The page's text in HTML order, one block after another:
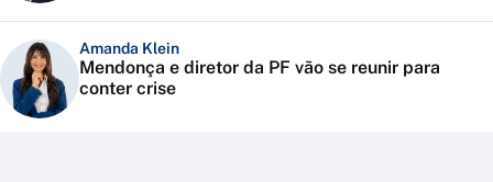
Amanda Klein
Mendonça e diretor da PF vão se reunir para
conter crise